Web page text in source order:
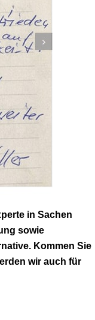
in Sachen
sowie
Kommen Sie
wir auch für